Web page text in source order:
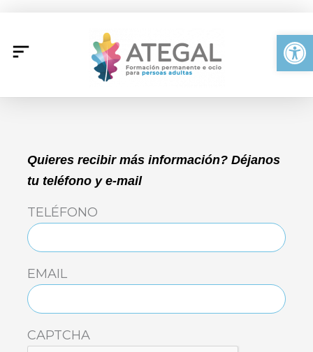
contenido
Quieres recibir más información? Déjanos
tu teléfono y e-mail
TELÉFONO
EMAIL
CAPTCHA